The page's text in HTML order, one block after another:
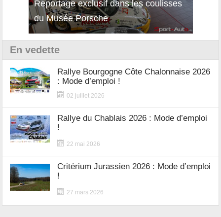
Reportage exclusif dans les coulisses
du Musée Porsche
En vedette
Rallye Bourgogne Côte Chalonnaise 2026
: Mode d’emploi !
02 juillet 2026
Rallye du Chablais 2026 : Mode d’emploi
!
22 mai 2026
Critérium Jurassien 2026 : Mode d’emploi
!
27 mars 2026